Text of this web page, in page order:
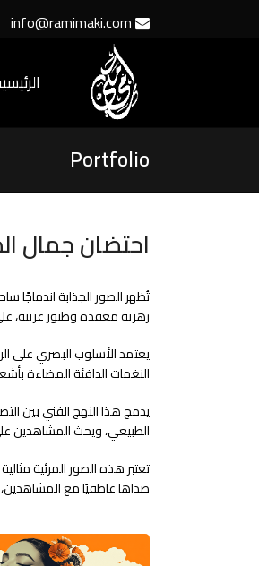
info@ramimaki.com
Portfolio
احتضان جمال
تُظهر الصور الجذابة اندماجًا
زهرية معقدة وطيور غريبة،
يعتمد الأسلوب البصري على
النغمات الدافئة المضاءة
يدمج هذا النهج الفني بين
الطبيعي، ويحث المشاهدين
تعتبر هذه الصور المرئية
صداها عاطفيًا مع المشاهدين،